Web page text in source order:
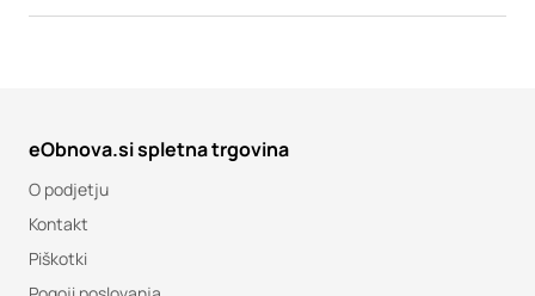
eObnova.si spletna trgovina
O podjetju
Kontakt
Piškotki